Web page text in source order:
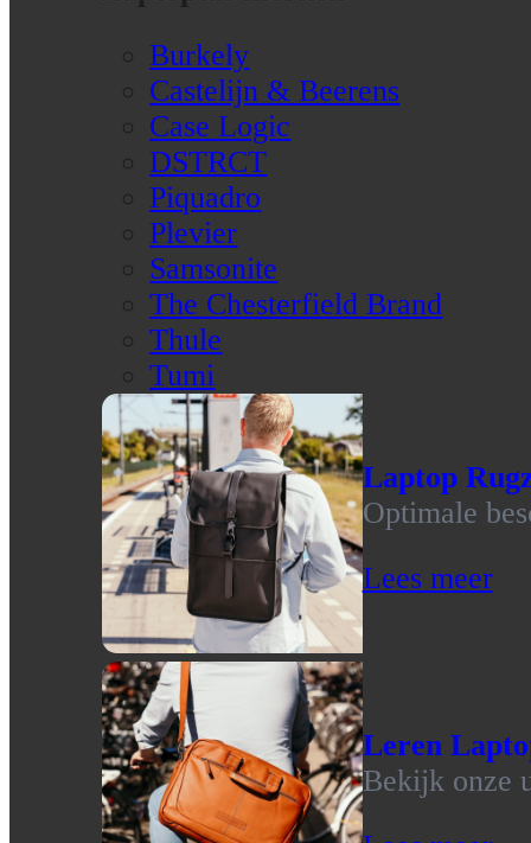
Burkely
Castelijn & Beerens
Case Logic
DSTRCT
Piquadro
Plevier
Samsonite
The Chesterfield Brand
Thule
Tumi
Laptop
Optimale
Lees meer
Leren
Bekijk onze